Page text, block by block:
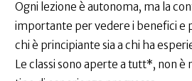
Ogni lezione è autonoma, ma la
importante per vedere i benefici e
chi è principiante sia a chi ha
Le classi sono aperte a tutt*, non è